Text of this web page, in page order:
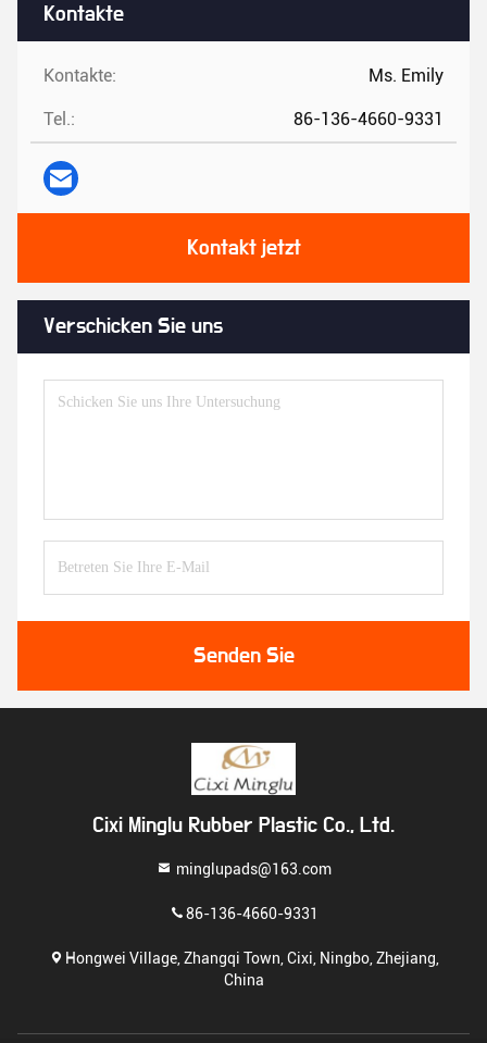
Kontakte
Kontakte: Ms. Emily
Tel.: 86-136-4660-9331
Kontakt jetzt
Verschicken Sie uns
Senden Sie
Cixi Minglu Rubber Plastic Co., Ltd.
minglupads@163.com
86-136-4660-9331
Hongwei Village, Zhangqi Town, Cixi, Ningbo, Zhejiang,
China